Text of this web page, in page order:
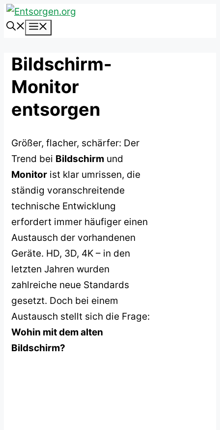
Zum
Inhalt
Bildschirm-
Monitor
entsorgen
Größer, flacher, schärfer: Der
Trend bei Bildschirm und
Monitor ist klar umrissen, die
ständig voranschreitende
technische Entwicklung
erfordert immer häufiger einen
Austausch der vorhandenen
Geräte. HD, 3D, 4K – in den
letzten Jahren wurden
zahlreiche neue Standards
gesetzt. Doch bei einem
Austausch stellt sich die Frage:
Wohin mit dem alten
Bildschirm?